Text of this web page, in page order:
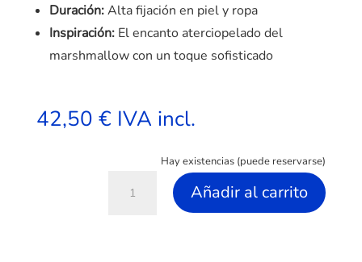
Duración:Alta fijación en piel y ropa
Inspiración:El encanto aterciopelado del
marshmallow con un toque sofisticado
42,50 € IVA incl.
Hay existencias (puede reservarse)
Marshmallow
Blush
Añadir al carrito